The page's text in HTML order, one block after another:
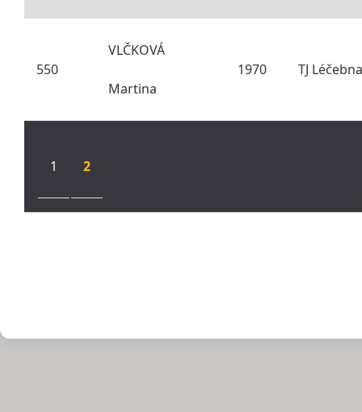
550
VLČKOVÁ
Martina
1970 TJ
1 2